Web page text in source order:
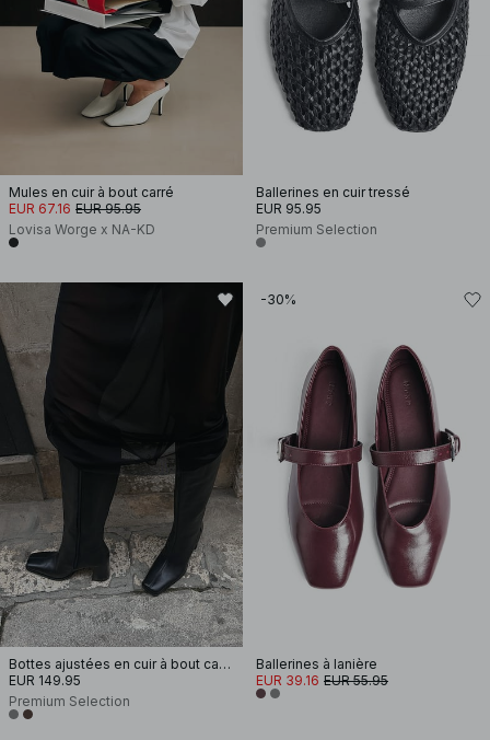
Mules en cuir à bout carré
EUR 67.16 EUR 95.95
Lovisa Worge x NA-KD
Ballerines en cuir tressé
EUR 95.95
Premium Selection
Bottes ajustées en cuir à bout carré
EUR 149.95
Premium Selection
-30%
Ballerines à lanière
EUR 39.16 EUR 55.95